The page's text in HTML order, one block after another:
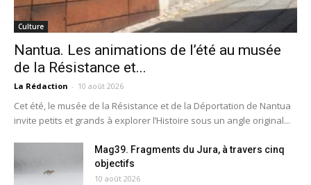
Culture
Nantua. Les animations de l’été au musée
de la Résistance et...
La Rédaction - 10 août 2026
Cet été, le musée de la Résistance et de la Déportation de Nantua
invite petits et grands à explorer l’Histoire sous un angle original...
Mag39. Fragments du Jura, à travers cinq
objectifs
10 août 2026